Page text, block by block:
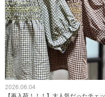
2026.06.04